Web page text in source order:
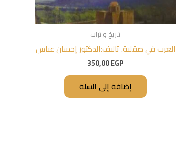
تاريخ و تراث
العرب في صقلية. تاليف:الدكتور إحسان عباس
350,00EGP
إضافة إلى السلة